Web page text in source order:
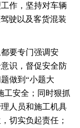
作，坚持对车辆
驶以及客货混装
要专门强调安
识，督促安全防
做到“小题大
工安全；同时狠抓
人员和施工机具
切实负起责任；